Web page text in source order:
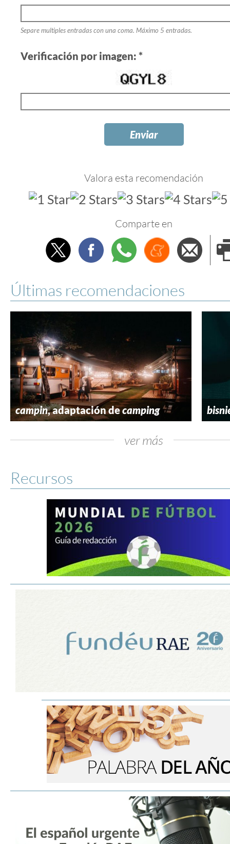
Separe multiples entradas con una coma. Máximo 5 entradas.
Verificación por imagen: *
Valora esta recomendación
Comparte en
TwitterFacebookWhatsappMenéame
Últimas recomendaciones
campin, adaptación decamping
ver más
Recursos